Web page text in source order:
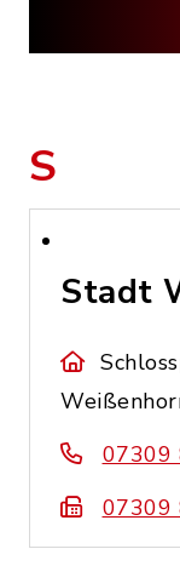
S
Stadt
07309
07309